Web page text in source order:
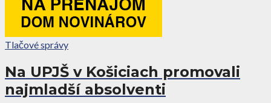
Tlačové správy
Na UPJŠ v Košiciach promovali
najmladší absolventi